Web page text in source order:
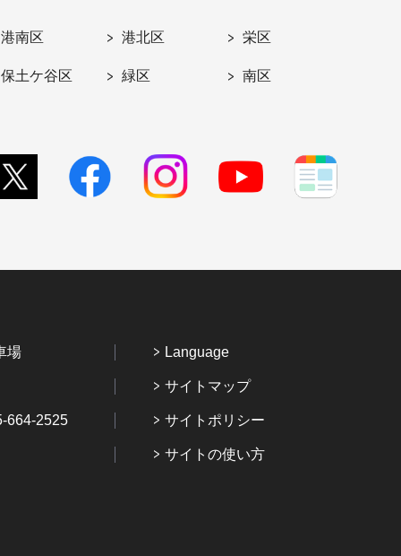
港南区 港北区 栄区
保土ケ谷区 緑区 南区
場
664-2525
Language
サイトマップ
サイトポリシー
サイトの使い方